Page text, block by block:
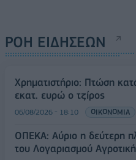
ΡΟΗ ΕΙΔΗΣΕΩΝ
Χρηματιστήριο: Πτώση
εκατ. ευρώ ο τζίρος
06/08/2026 - 18:10 ΟΙΚΟΝΟΜΙΑ
ΟΠΕΚΑ: Αύριο η δεύτερη
του Λογαριασμού